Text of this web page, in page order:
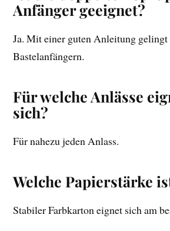
Anfänger geeignet?
Ja. Mit einer guten Anleitung gelingt
Bastelanfängern.
Für welche Anlässe
sich?
Für nahezu jeden Anlass.
Welche Papierstärke
Stabiler Farbkarton eignet sich am